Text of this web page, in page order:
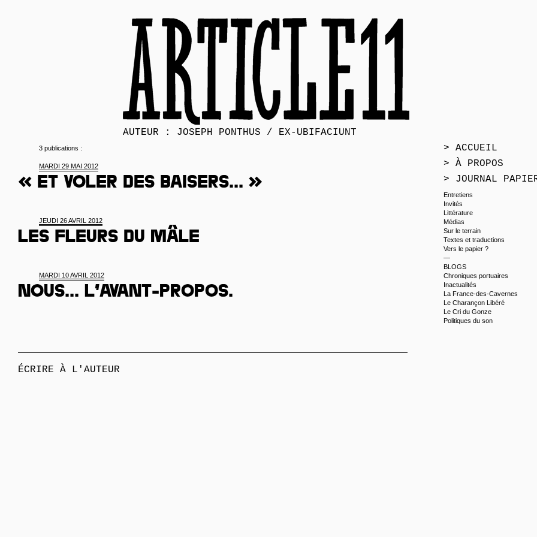
AUTEUR : JOSEPH PONTHUS / EX-UBIFACIUNT
3 publications :
MARDI 29 MAI 2012
« Et voler des baisers... »
JEUDI 26 AVRIL 2012
Les fleurs du mâle
MARDI 10 AVRIL 2012
Nous... L’avant-propos.
ÉCRIRE À L'AUTEUR
> ACCUEIL
> À PROPOS
> JOURNAL
Entretiens
Invités
Littérature
Médias
Sur le terrain
Textes et traductions
Vers le papier ?
—
BLOGS
Chroniques portuaires
Inactualités
La France-des-Cavernes
Le Charançon Libéré
Le Cri du Gonze
Politiques du son